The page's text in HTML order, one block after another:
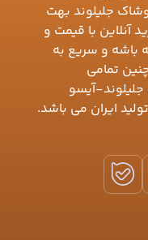
جلیلوند بهت
آنلاین با قیمت و
باشه و سریع به
تمامی
آیسو
ایران می باشد.